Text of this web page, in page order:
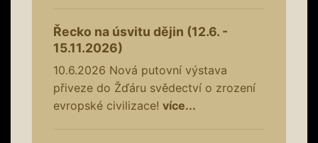
Řecko na úsvitu dějin (12.6. -
15.11.2026)
10.6.2026 Nová putovní výstava
přiveze do Žďáru svědectví o zrození
evropské civilizace! více...